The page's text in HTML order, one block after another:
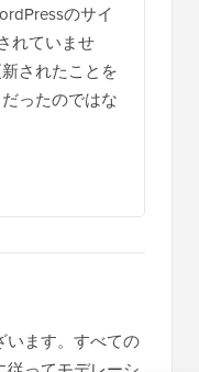
のサイ
れていませ
されたことを
ったのではな
います。すべての